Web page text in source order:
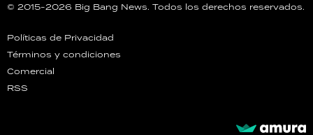
© 2015-2026 Big Bang News. Todos los derechos reservados.
Políticas de Privacidad
Términos y condiciones
Comercial
RSS